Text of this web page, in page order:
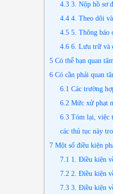
4.3 3. Nộp hồ sơ
4.4 4. Theo dõi
4.5 5. Thông báo
4.6 6. Lưu trữ và
5 Có thể bạn quan
6 Có cần phải quan
6.1 Các trường
6.2 Mức xử phạt
6.3 Tóm lại, việc
các thủ tục này
7 Một số điều kiện
7.1 1. Điều kiện
7.2 2. Điều kiện
7.3 3. Điều kiện